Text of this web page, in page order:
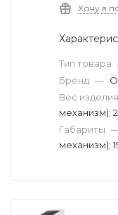
Хочу в
Тип товара
Бренд —
Вес изделия
механизм);
Габариты
механизм);